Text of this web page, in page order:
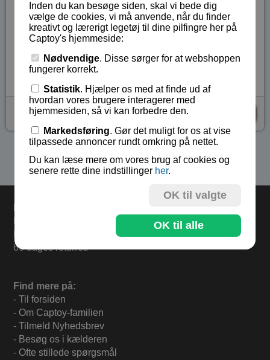
Engelsk vejledning.
Fra 6 år.
Lagerstatus: På lager
Vare nr.:ART-196409
kr 119,-
Se flere produkter i kategorien Kemi
Bestil i dag og varerne sendes i morgen mandag.
Levering 33,- eller gratis ved køb over 500,-.
60 dages returret.
Find mere på:
- Til forsiden
- Om Captoy-familien
- Tilmeld Nyhedsbrev
- Besøg os i kælderen
- Ofte stillede spørgsmål
Inden du kan besøge siden, skal vi bede dig
vælge de cookies, vi må anvende, når du finder
kreativt og lærerigt legetøj til dine pilfingre her på
Captoy's hjemmeside:
Nødvendige. Disse sørger for at webshoppen
fungerer korrekt.
Statistik. Hjælper os med at finde ud af
hvordan vores brugere interagerer med
hjemmesiden, så vi kan forbedre den.
Markedsføring. Gør det muligt for os at vise
tilpassede annoncer rundt omkring på nettet.
Du kan læse mere om vores brug af cookies og
senere rette dine indstillinger her.
OK til valgte
OK til alle